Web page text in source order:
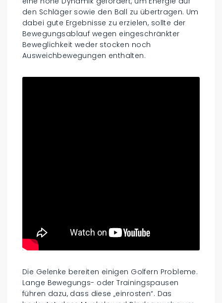
den Schläger sowie den Ball zu übertragen. Um
dabei gute Ergebnisse zu erzielen, sollte der
Bewegungsablauf wegen eingeschränkter
Beweglichkeit weder stocken noch
Ausweichbewegungen enthalten.
Die Gelenke bereiten einigen Golfern Probleme.
Lange Bewegungs- oder Trainingspausen
führen dazu, dass diese „einrosten“. Das